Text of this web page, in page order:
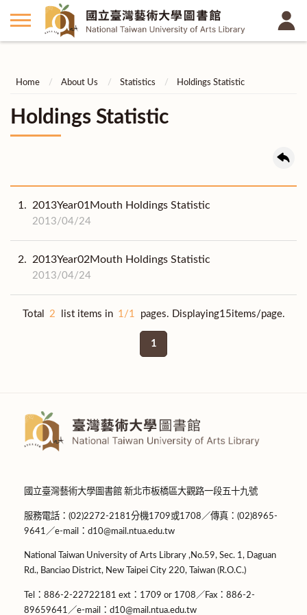
Home About Us Statistics Holdings Statistic
Holdings Statistic
1. 2013Year01Mouth Holdings Statistic
2013/04/24
2. 2013Year02Mouth Holdings Statistic
2013/04/24
Total 2 list items in 1/1 pages. Displaying15items/page.
1
國立臺灣藝術大學圖書館 新北市板橋區大觀路一段五十九號
服務電話：(02)2272-2181分機1709或1708／傳真：(02)8965-
9641／e-mail：d10@mail.ntua.edu.tw
National Taiwan University of Arts Library ,No.59, Sec. 1, Daguan
Rd., Banciao District, New Taipei City 220, Taiwan (R.O.C.)
Tel：886-2-22722181 ext：1709 or 1708／Fax：886-2-
89659641／e-mail：d10@mail.ntua.edu.tw